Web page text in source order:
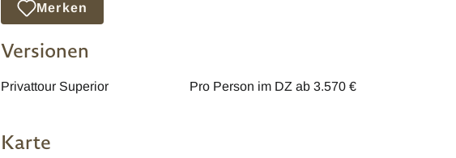
Merken
Versionen
Privattour Superior Pro Person im DZ ab 3.570 €
Karte